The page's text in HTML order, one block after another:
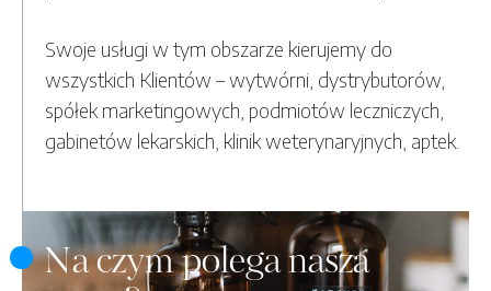
Swoje usługi w tym obszarze kierujemy do
wszystkich Klientów – wytwórni, dystrybutorów,
spółek marketingowych, podmiotów leczniczych,
gabinetów lekarskich, klinik weterynaryjnych, aptek.
Na czym polega nasza